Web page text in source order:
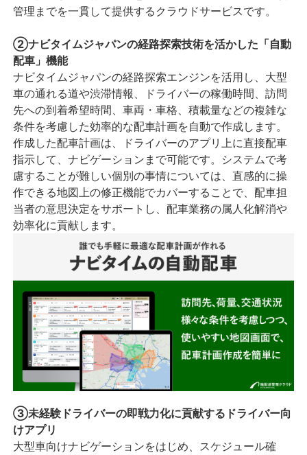
管理までを一貫して提供するクラウドサービスです。
②ナビタイムジャパンの経路探索技術を活かした「自動
配車」機能
ナビタイムジャパンの経路探索エンジンを活用し、大型
車の通れる道や渋滞情報、ドライバーの稼働時間、訪問
先への到着希望時間、車両・車格、積載量などの複雑な
条件を考慮した効率的な配車計画を自動で作成します。
作成した配車計画は、ドライバーのアプリ上に直接配車
指示して、ナビゲーションまで可能です。システムで考
慮することが難しい個別の事情については、直感的に操
作できる地図上の修正機能でカバーすることで、配車担
当者の意思決定をサポートし、配車業務の属人化解消や
効率化に貢献します。
③未経験ドライバーの即戦力化に貢献するドライバー向
けアプリ
大型車向けナビゲーションをはじめ、スケジュール確